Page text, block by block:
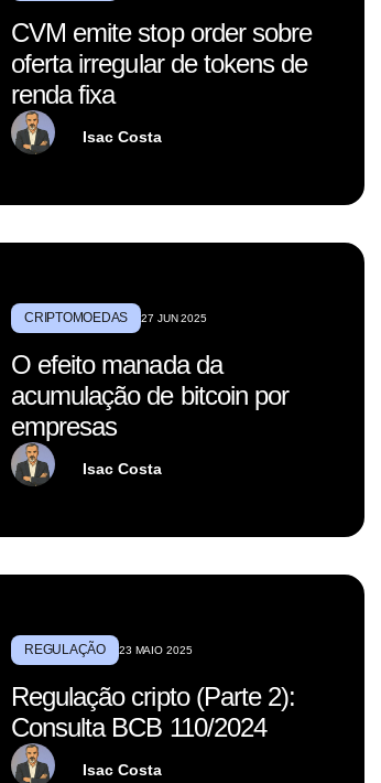
CVM emite stop order sobre
oferta irregular de tokens de
renda fixa
Isac Costa
CRIPTOMOEDAS 27 JUN 2025
O efeito manada da
acumulação de bitcoin por
empresas
Isac Costa
REGULAÇÃO 23 MAIO 2025
Regulação cripto (Parte 2):
Consulta BCB 110/2024
Isac Costa